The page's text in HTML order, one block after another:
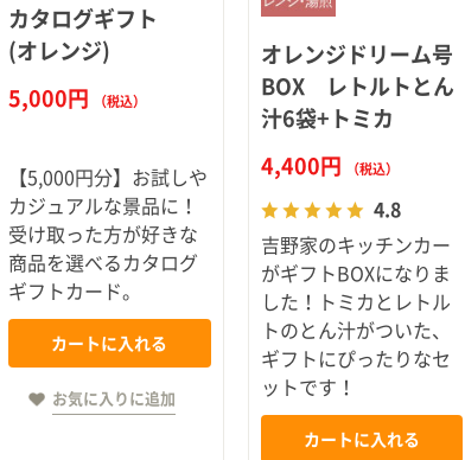
カタログギフト
(オレンジ)
5,000円
（税込）
【5,000円分】お試しや
カジュアルな景品に！
受け取った方が好きな
商品を選べるカタログ
ギフトカード。
カートに入れる
お気に入りに追加
オレンジドリーム号
BOX レトルトとん
汁6袋+トミカ
4,400円
（税込）
4.8
吉野家のキッチンカー
がギフトBOXになりま
した！トミカとレトル
トのとん汁がついた、
ギフトにぴったりなセ
ットです！
カートに入れる